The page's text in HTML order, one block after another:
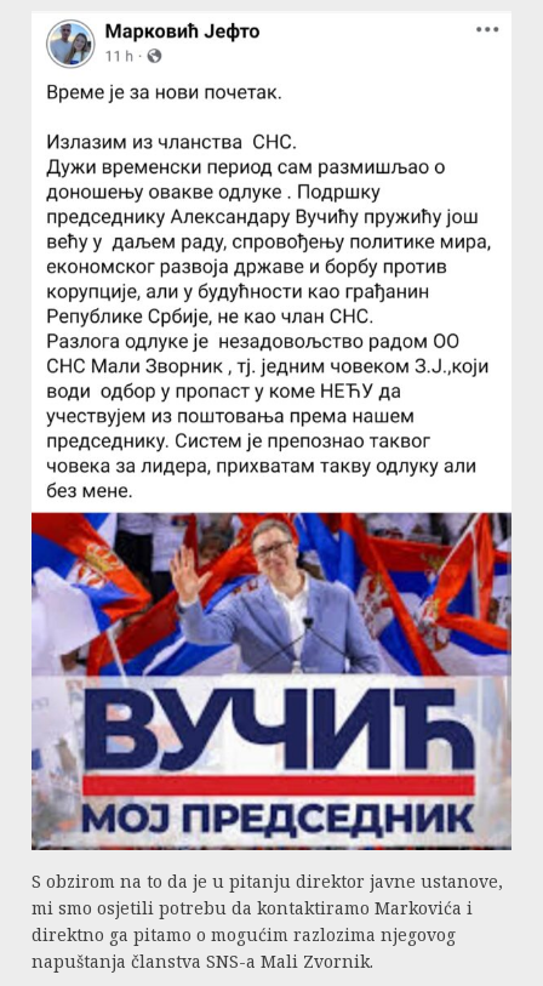
S obzirom na to da je u pitanju direktor javne ustanove,
mi smo osjetili potrebu da kontaktiramo Markovića i
direktno ga pitamo o mogućim razlozima njegovog
napuštanja članstva SNS-a Mali Zvornik.